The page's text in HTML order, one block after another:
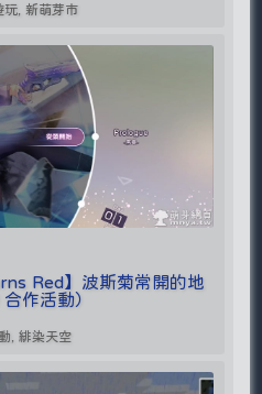
, 新萌芽市
Red】波斯菊常開的地
作活動）
, 緋染天空